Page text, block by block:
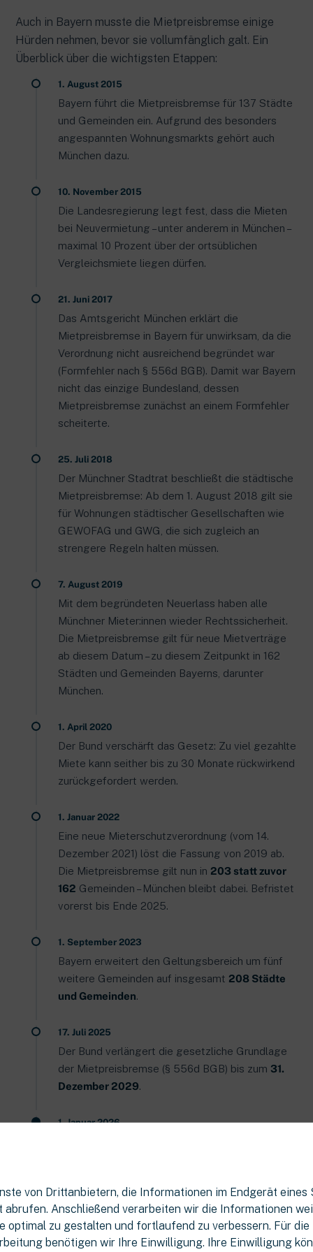
von Drittanbietern, die Informationen im Endgerät eines
abrufen. Anschließend verarbeiten wir die Informationen
optimal zu gestalten und fortlaufend zu verbessern. Für die
benötigen wir Ihre Einwilligung. Ihre Einwilligung
Auch in Bayern musste die Mietpreisbremse einige
Hürden nehmen, bevor sie vollumfänglich galt. Ein
Überblick über die wichtigsten Etappen:
1. August 2015
Bayern führt die Mietpreisbremse für 137 Städte
und Gemeinden ein. Aufgrund des besonders
angespannten Wohnungsmarkts gehört auch
München dazu.
10. November 2015
Die Landesregierung legt fest, dass die Mieten
bei Neuvermietung – unter anderem in München –
maximal 10 Prozent über der ortsüblichen
Vergleichsmiete liegen dürfen.
21. Juni 2017
Das Amtsgericht München erklärt die
Mietpreisbremse in Bayern für unwirksam, da die
Verordnung nicht ausreichend begründet war
(Formfehler nach § 556d BGB). Damit war Bayern
nicht das einzige Bundesland, dessen
Mietpreisbremse zunächst an einem Formfehler
scheiterte.
25. Juli 2018
Der Münchner Stadtrat beschließt die städtische
Mietpreisbremse: Ab dem 1. August 2018 gilt sie
für Wohnungen städtischer Gesellschaften wie
GEWOFAG und GWG, die sich zugleich an
strengere Regeln halten müssen.
7. August 2019
Mit dem begründeten Neuerlass haben alle
Münchner Mieter:innen wieder Rechtssicherheit.
Die Mietpreisbremse gilt für neue Mietverträge
ab diesem Datum – zu diesem Zeitpunkt in 162
Städten und Gemeinden Bayerns, darunter
München.
1. April 2020
Der Bund verschärft das Gesetz: Zu viel gezahlte
Miete kann seither bis zu 30 Monate rückwirkend
zurückgefordert werden.
1. Januar 2022
Eine neue Mieterschutzverordnung (vom 14.
Dezember 2021) löst die Fassung von 2019 ab.
Die Mietpreisbremse gilt nun in 203 statt zuvor
162 Gemeinden – München bleibt dabei. Befristet
vorerst bis Ende 2025.
1. September 2023
Bayern erweitert den Geltungsbereich um fünf
weitere Gemeinden auf insgesamt 208 Städte
und Gemeinden.
17. Juli 2025
Der Bund verlängert die gesetzliche Grundlage
der Mietpreisbremse (§ 556d BGB) bis zum 31.
Dezember 2029.
1. Januar 2026
Städten und Gemeinden– München bleibt erfasst,
die Verordnung läuft bis Ende 2029.
Bis wann gilt die Mietpreisbremse in München?